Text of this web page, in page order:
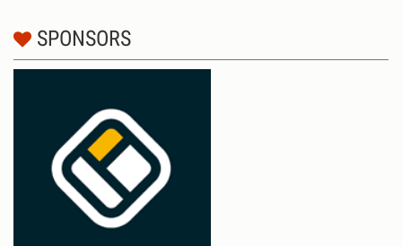
SPONSORS